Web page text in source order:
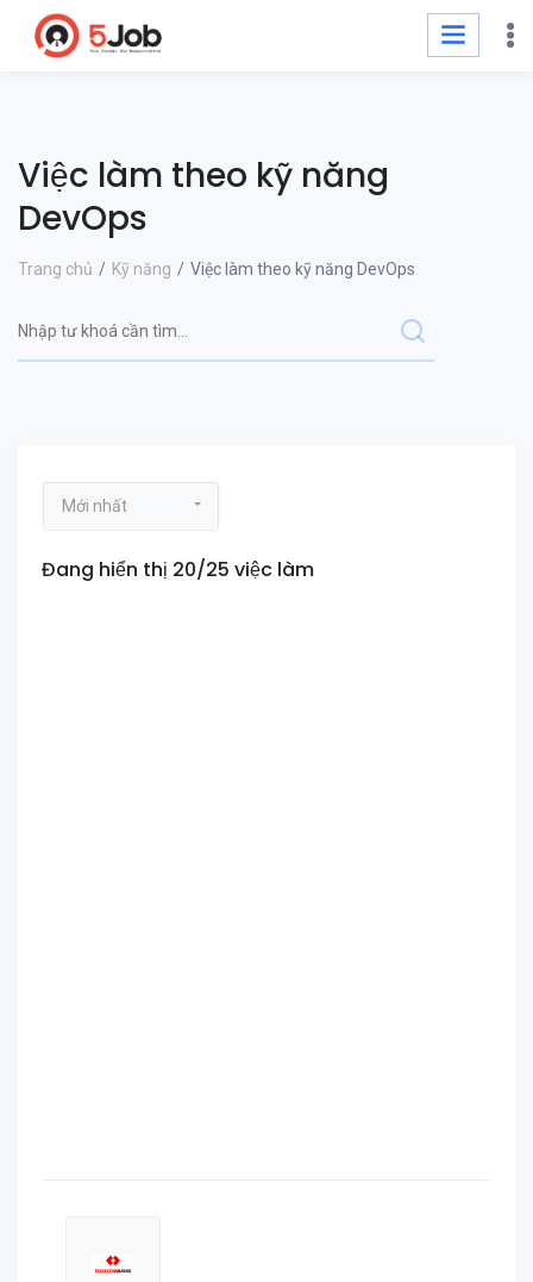
Việc làm theo kỹ năng
DevOps
Trang chủ Kỹ năng Việc làm theo kỹ năng DevOps
Mới nhất
Đang hiển thị 20/25 việc làm